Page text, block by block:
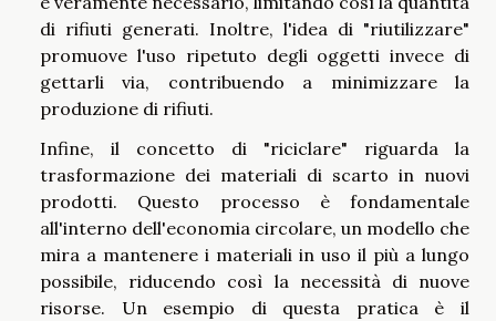
di rifiuti generati. Inoltre, l'idea di "riutilizzare"
promuove l'uso ripetuto degli oggetti invece di
gettarli via, contribuendo a minimizzare la
produzione di rifiuti.
Infine, il concetto di "riciclare" riguarda la
trasformazione dei materiali di scarto in nuovi
prodotti. Questo processo è fondamentale
all'interno dell'economia circolare, un modello che
mira a mantenere i materiali in uso il più a lungo
possibile, riducendo così la necessità di nuove
risorse. Un esempio di questa pratica è il